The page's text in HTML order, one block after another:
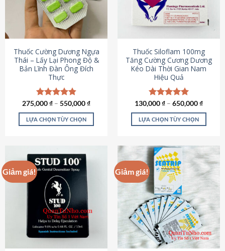
tùy
chọn
có
thể
chọn
trên
trang
sản
phẩm
tùy
chọn
có
được
chọn
trên
trang
sản
phẩm
Thuốc Cường Dương Ngựa
Thái – Lấy Lại Phong Độ &
Bản Lĩnh Đàn Ông Đích
Thực
Được xếp
hạng4.87
5 sao
275,000₫ – 550,000₫
LỰA CHỌN TÙY CHỌN
có
nhiều
biến
thể.
Các
tùy
chọn
Thuốc Siloflam 100mg
Tăng Cường Cương Dương
Kéo Dài Thời Gian Nam
Hiệu Quả
Được xếp
hạng5.00
5 sao
130,000₫ – 650,000₫
LỰA CHỌN TÙY CHỌN
này
có
nhiều
biến
thể.
Các
tùy
chọn
có
thể
Giảm giá! Giảm giá!